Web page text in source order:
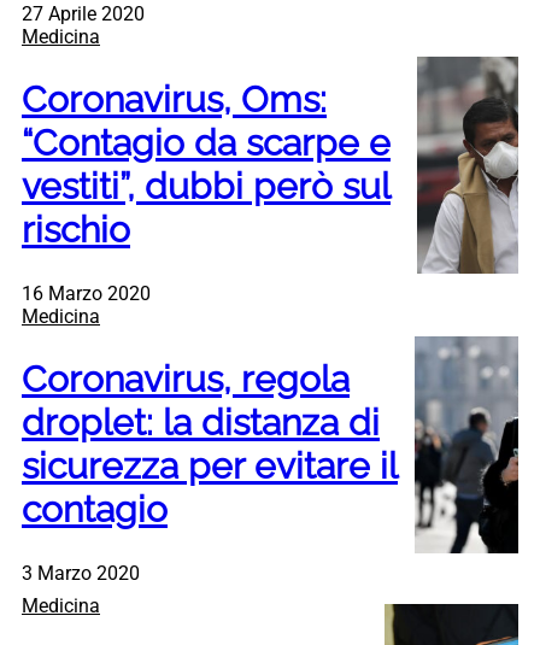
27 Aprile 2020
Medicina
Coronavirus, Oms:
“Contagio da scarpe e
vestiti”, dubbi però sul
rischio
16 Marzo 2020
Medicina
Coronavirus, regola
droplet: la distanza di
sicurezza per evitare il
contagio
3 Marzo 2020
Medicina